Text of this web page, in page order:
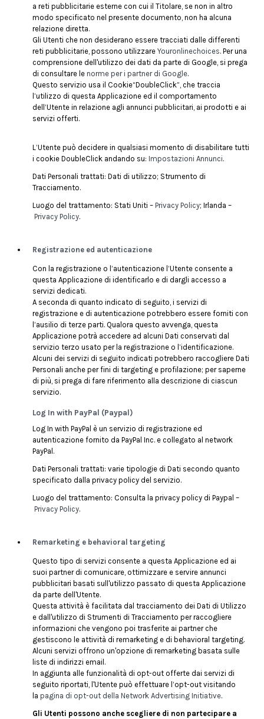
a reti pubblicitarie esterne con cui il Titolare, se non in altro
modo specificato nel presente documento, non ha alcuna
relazione diretta.
Gli Utenti che non desiderano essere tracciati dalle differenti
reti pubblicitarie, possono utilizzare Youronlinechoices. Per una
comprensione dell'utilizzo dei dati da parte di Google, si prega
di consultare le norme per i partner di Google.
Questo servizio usa il Cookie“DoubleClick”, che traccia
l’utilizzo di questa Applicazione ed il comportamento
dell’Utente in relazione agli annunci pubblicitari, ai prodotti e ai
servizi offerti.
L’Utente può decidere in qualsiasi momento di disabilitare tutti
i cookie DoubleClick andando su: Impostazioni Annunci.
Dati Personali trattati: Dati di utilizzo; Strumento di
Tracciamento.
Luogo del trattamento: Stati Uniti – Privacy Policy; Irlanda –
Privacy Policy.
Registrazione ed autenticazione
Con la registrazione o l’autenticazione l’Utente consente a
questa Applicazione di identificarlo e di dargli accesso a
servizi dedicati.
A seconda di quanto indicato di seguito, i servizi di
registrazione e di autenticazione potrebbero essere forniti con
l’ausilio di terze parti. Qualora questo avvenga, questa
Applicazione potrà accedere ad alcuni Dati conservati dal
servizio terzo usato per la registrazione o l’identificazione.
Alcuni dei servizi di seguito indicati potrebbero raccogliere Dati
Personali anche per fini di targeting e profilazione; per saperne
di più, si prega di fare riferimento alla descrizione di ciascun
servizio.
Log In with PayPal (Paypal)
Log In with PayPal è un servizio di registrazione ed
autenticazione fornito da PayPal Inc. e collegato al network
PayPal.
Dati Personali trattati: varie tipologie di Dati secondo quanto
specificato dalla privacy policy del servizio.
Luogo del trattamento: Consulta la privacy policy di Paypal –
Privacy Policy.
Remarketing e behavioral targeting
Questo tipo di servizi consente a questa Applicazione ed ai
suoi partner di comunicare, ottimizzare e servire annunci
pubblicitari basati sull'utilizzo passato di questa Applicazione
da parte dell'Utente.
Questa attività è facilitata dal tracciamento dei Dati di Utilizzo
e dall'utilizzo di Strumenti di Tracciamento per raccogliere
informazioni che vengono poi trasferite ai partner che
gestiscono le attività di remarketing e di behavioral targeting.
Alcuni servizi offrono un'opzione di remarketing basata sulle
liste di indirizzi email.
In aggiunta alle funzionalità di opt-out offerte dai servizi di
seguito riportati, l'Utente può effettuare l’opt-out visitando
la pagina di opt-out della Network Advertising Initiative.
Gli Utenti possono anche scegliere di non partecipare a